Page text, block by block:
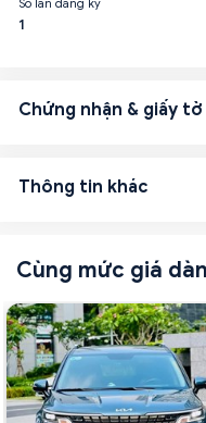
Số lần đăng ký
1
Chứng nhận & giấy
Thông tin khác
Cùng mức giá